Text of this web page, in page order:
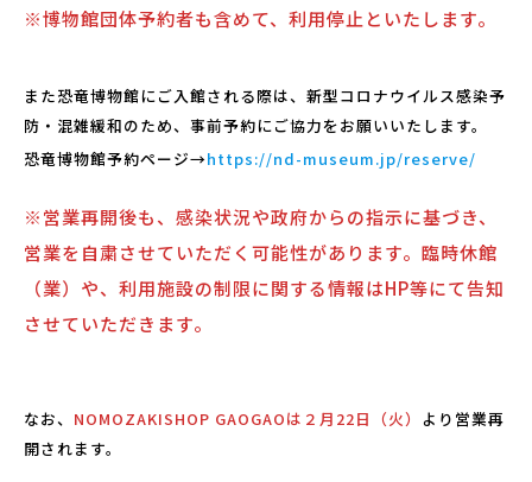
※博物館団体予約者も含めて、利用停止といたします。
また恐竜博物館にご入館される際は、新型コロナウイルス感染予
防・混雑緩和のため、事前予約にご協力をお願いいたします。
恐竜博物館予約ページ→https://nd-museum.jp/reserve/
※営業再開後も、感染状況や政府からの指示に基づき、
営業を自粛させていただく可能性があります。臨時休館
（業）や、利用施設の制限に関する情報はHP等にて告知
させていただきます。
なお、 NOMOZAKISHOP GAOGAOは２月22日（火） より営業再
開されます。